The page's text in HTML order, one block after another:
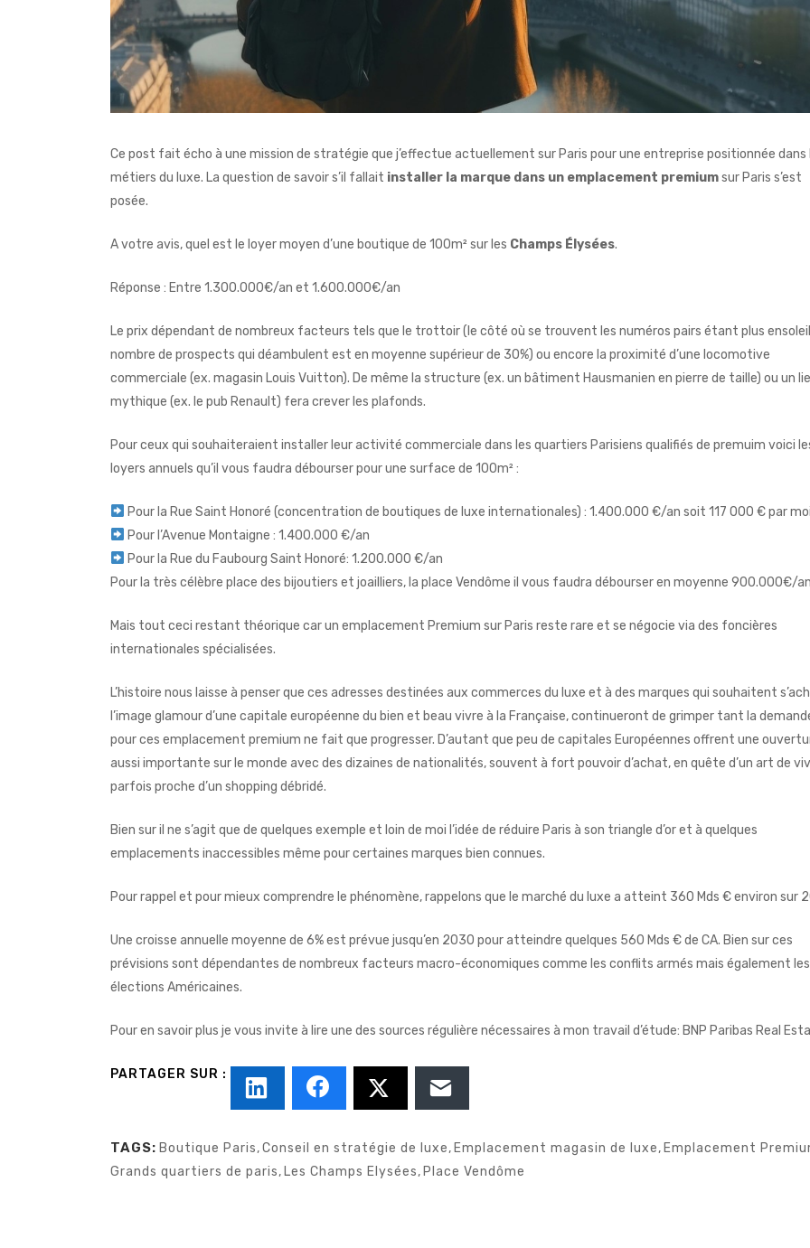
Ce post fait écho à une mission de stratégie que j’effectue actuellement sur Paris pour une entreprise positionnée dans
métiers du luxe. La question de savoir s’il fallait installer la marque dans un emplacement premiumsur Paris s’est
posée.
A votre avis, quel est le loyer moyen d’une boutique de 100m² sur les Champs Élysées.
Réponse : Entre 1.300.000€/an et 1.600.000€/an
Le prix dépendant de nombreux facteurs tels que le trottoir (le côté où se trouvent les numéros pairs étant plus
nombre de prospects qui déambulent est en moyenne supérieur de 30%) ou encore la proximité d’une locomotive
commerciale (ex. magasin Louis Vuitton). De même la structure (ex. un bâtiment Hausmanien en pierre de taille) ou un
mythique (ex. le pub Renault) fera crever les plafonds.
Pour ceux qui souhaiteraient installer leur activité commerciale dans les quartiers Parisiens qualifiés de premuim voici
loyers annuels qu’il vous faudra débourser pour une surface de 100m² :
Pour la Rue Saint Honoré (concentration de boutiques de luxe internationales) : 1.400.000 €/an soit 117 000 € par
Pour l’Avenue Montaigne : 1.400.000 €/an
Pour la Rue du Faubourg Saint Honoré: 1.200.000 €/an
Pour la très célèbre place des bijoutiers et joailliers, la place Vendôme il vous faudra débourser en moyenne 900.000€/an
Mais tout ceci restant théorique car un emplacement Premium sur Paris reste rare et se négocie via des foncières
internationales spécialisées.
L’histoire nous laisse à penser que ces adresses destinées aux commerces du luxe et à des marques qui souhaitent
l’image glamour d’une capitale européenne du bien et beau vivre à la Française, continueront de grimper tant la
pour ces emplacement premium ne fait que progresser. D’autant que peu de capitales Européennes offrent une
aussi importante sur le monde avec des dizaines de nationalités, souvent à fort pouvoir d’achat, en quête d’un art de
parfois proche d’un shopping débridé.
Bien sur il ne s’agit que de quelques exemple et loin de moi l’idée de réduire Paris à son triangle d’or et à quelques
emplacements inaccessibles même pour certaines marques bien connues.
Pour rappel et pour mieux comprendre le phénomène, rappelons que le marché du luxe a atteint 360 Mds € environ sur
Une croisse annuelle moyenne de 6% est prévue jusqu’en 2030 pour atteindre quelques 560 Mds € de CA. Bien sur ces
prévisions sont dépendantes de nombreux facteurs macro-économiques comme les conflits armés mais également les
élections Américaines.
Pour en savoir plus je vous invite à lire une des sources régulière nécessaires à mon travail d’étude: BNP Paribas Real
TAGS: Boutique Paris,Conseil en stratégie de luxe, Emplacement magasin de luxe, Emplacement
Grands quartiers de paris, Les Champs Elysées, Place Vendôme